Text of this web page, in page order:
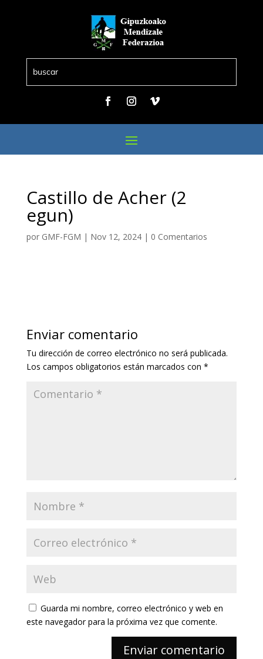
Castillo de Acher (2
egun)
por GMF-FGM | Nov 12, 2024| 0 Comentarios
Enviar comentario
Tu dirección de correo electrónico no será publicada.
Los campos obligatorios están marcados con *
Guarda mi nombre, correo electrónico y web en
este navegador para la próxima vez que comente.